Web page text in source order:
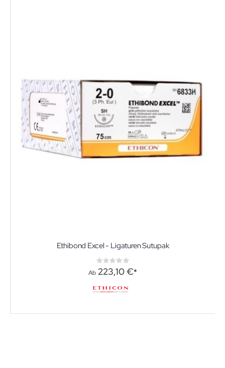
Ethibond Excel - Ligaturen Sutupak
Rating:
0%
Ab 223,10 €